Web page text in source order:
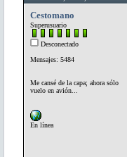
Cestomano
Superusuario
Desconectado
Mensajes: 5484
Me cansé de la capa; ahora sólo
vuelo en avión...
En línea